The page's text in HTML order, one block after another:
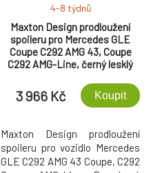
Maxton Design prodloužení
spoileru pro Mercedes GLE
Coupe C292 AMG 43, Coupe
C292 AMG-Line, černý lesklý
4-8 týdnů
3 966 Kč Koupit
Maxton Design prodloužení
spoileru pro vozidlo Mercedes
GLE C292 AMG 43 Coupe, C292